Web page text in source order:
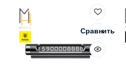
85
000 сум.
000 сум.
Сравнить